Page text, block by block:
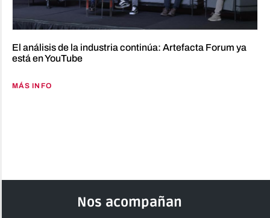
El análisis de la industria continúa: Artefacta Forum ya
está en YouTube
MÁS INFO
Nos acompañan